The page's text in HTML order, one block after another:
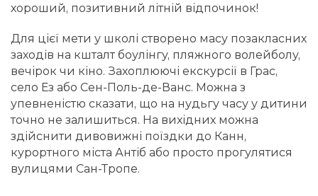
хороший, позитивний літній відпочинок!
Для цієї мети у школі створено масу позакласних
заходів на кшталт боулінгу, пляжного волейболу,
вечірок чи кіно. Захоплюючі екскурсії в Грас,
село Ез або Сен-Поль-де-Ванс. Можна з
упевненістю сказати, що на нудьгу часу у дитини
точно не залишиться. На вихідних можна
здійснити дивовижні поїздки до Канн,
курортного міста Антіб або просто прогулятися
вулицями Сан-Тропе.